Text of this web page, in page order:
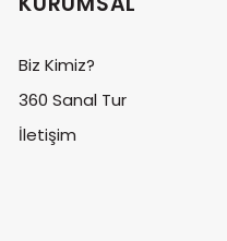
Biz Kimiz?
360 Sanal Tur
İletişim